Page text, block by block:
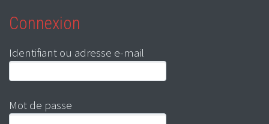
Connexion
Identifiant ou adresse e-mail
Mot de passe